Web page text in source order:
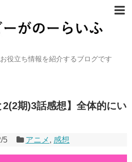
役立ち情報を紹介するブログです
2(2期)3話感想】全体的にい
5 アニメ ,感想